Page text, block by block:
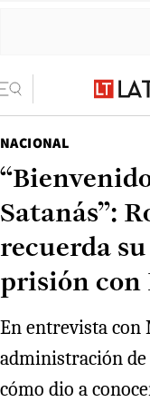
NACIONAL
Satanás”:
recuerda
prisión con
En entrevista con
administración de
cómo dio a